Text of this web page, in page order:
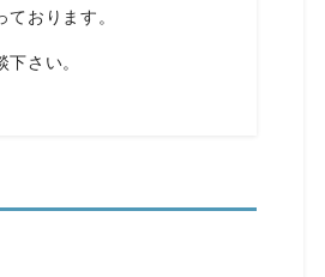
おります。
さい。